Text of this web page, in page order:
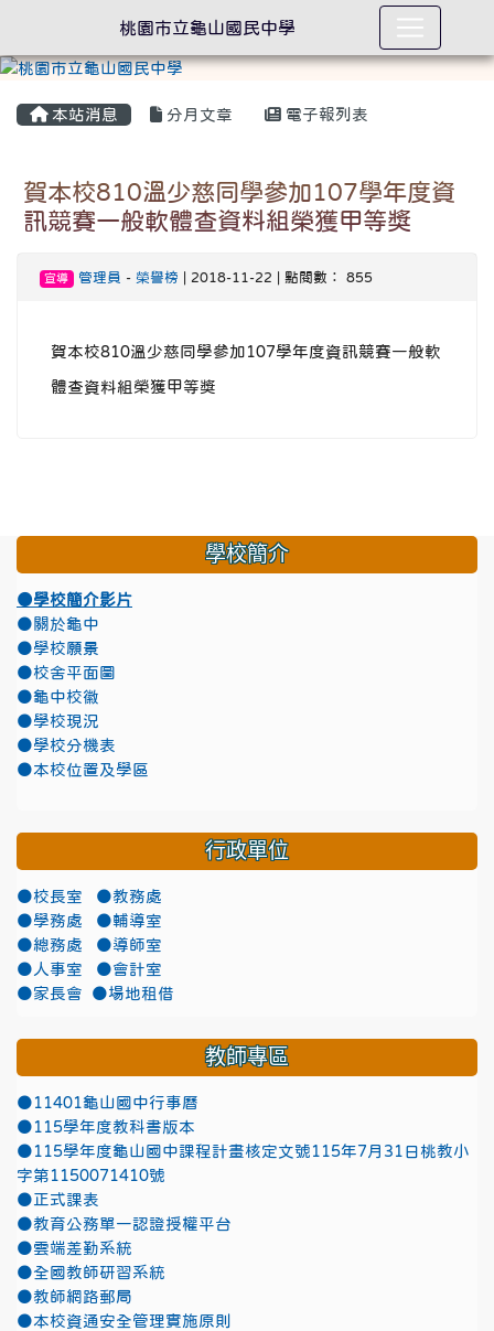
本站消息 分月文章 電子報列表
賀本校810溫少慈同學參加107學年度資
訊競賽一般軟體查資料組榮獲甲等獎
宣導 管理員 - 榮譽榜 | 2018-11-22 | 點閱數： 855
賀本校810溫少慈同學參加107學年度資訊競賽一般軟
體查資料組榮獲甲等獎
學校簡介
●學校簡介影片
●關於龜中
●學校願景
●校舍平面圖
●龜中校徽
●學校現況
●學校分機表
●本校位置及學區
行政單位
●校長室
●教務處
●學務處
●輔導室
●總務處
●導師室
●人事室
●會計室
●家長會
●場地租借
教師專區
●11401龜山國中行事曆
●115學年度教科書版本
●115學年度龜山國中課程計畫核定文號115年7月31日桃教小
字第1150071410號
●正式課表
●教育公務單一認證授權平台
●雲端差勤系統
●全國教師研習系統
●教師網路郵局
●本校資通安全管理實施原則
桃園市立龜山國民中學